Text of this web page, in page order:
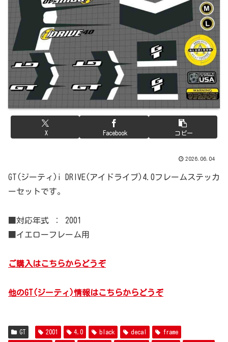
X Facebook コピー
2026.06.04
GT(ジーティ)i DRIVE(アイドライブ)4.0フレームステッカ
ーセットです。
■対応年式 ： 2001
■イエローフレーム用
ご購入はこちらからどうぞ
他のGT(ジーティ)情報はこちらからどうぞ
GT 2001 4.0 black decal frame